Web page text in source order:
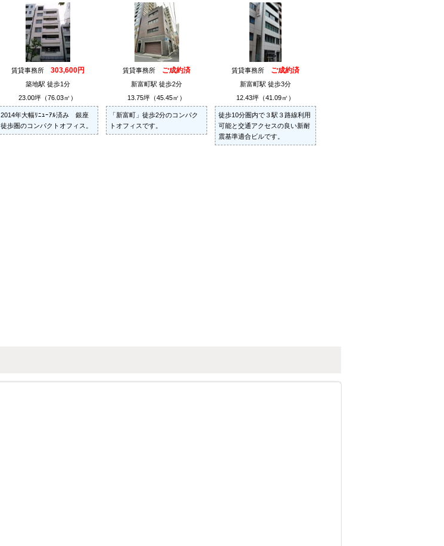
賃貸事務所 303,600円
築地駅 徒歩1分
23.00坪（76.03㎡）
2014年大幅ﾘﾆｭｰｱﾙ済み 銀座
徒歩圏のコンパクトオフィス。
賃貸事務所 ご成約済
新富町駅 徒歩2分
13.75坪（45.45㎡）
「新富町」徒歩2分のコンパク
トオフィスです。
賃貸事務所 ご成約済
新富町駅 徒歩3分
12.43坪（41.09㎡）
徒歩10分圏内で３駅３路線利用
可能と交通アクセスの良い新耐
震基準適合ビルです。